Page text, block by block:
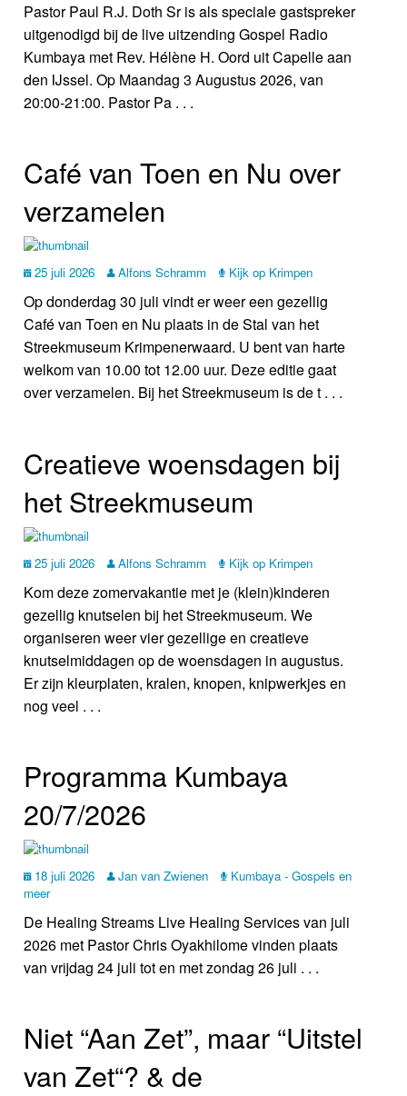
Pastor Paul R.J. Doth Sr is als speciale gastspreker
uitgenodigd bij de live uitzending Gospel Radio
Kumbaya met Rev. Hélène H. Oord uit Capelle aan
den IJssel. Op Maandag 3 Augustus 2026, van
20:00-21:00. Pastor Pa . . .
Café van Toen en Nu over
verzamelen
25 juli 2026 Alfons Schramm Kijk op Krimpen
Op donderdag 30 juli vindt er weer een gezellig
Café van Toen en Nu plaats in de Stal van het
Streekmuseum Krimpenerwaard. U bent van harte
welkom van 10.00 tot 12.00 uur. Deze editie gaat
over verzamelen. Bij het Streekmuseum is de t . . .
Creatieve woensdagen bij
het Streekmuseum
25 juli 2026 Alfons Schramm Kijk op Krimpen
Kom deze zomervakantie met je (klein)kinderen
gezellig knutselen bij het Streekmuseum. We
organiseren weer vier gezellige en creatieve
knutselmiddagen op de woensdagen in augustus.
Er zijn kleurplaten, kralen, knopen, knipwerkjes en
nog veel . . .
Programma Kumbaya
20/7/2026
18 juli 2026 Jan van Zwienen
Kumbaya - Gospels en
meer
De Healing Streams Live Healing Services van juli
2026 met Pastor Chris Oyakhilome vinden plaats
van vrijdag 24 juli tot en met zondag 26 juli . . .
Niet “Aan Zet”, maar “Uitstel
van Zet“? & de